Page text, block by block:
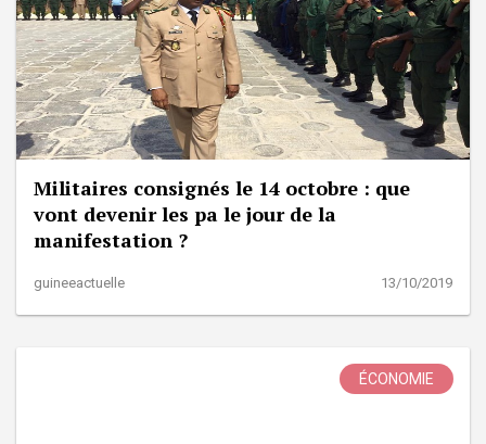
Militaires consignés le 14 octobre : que
vont devenir les pa le jour de la
manifestation ?
guineeactuelle 13/10/2019
ÉCONOMIE